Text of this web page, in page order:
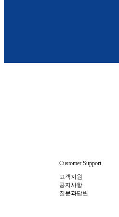
Customer Support
고객지원
공지사항
질문과답변